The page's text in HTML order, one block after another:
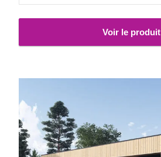
Voir le produit